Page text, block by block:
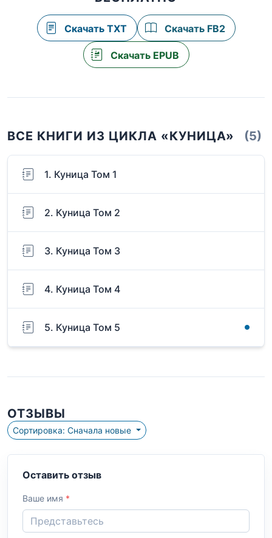
Скачать TXT Скачать FB2
Скачать EPUB
ВСЕ КНИГИ ИЗ ЦИКЛА «КУНИЦА» (5)
1. Куница Том 1
2. Куница Том 2
3. Куница Том 3
4. Куница Том 4
5. Куница Том 5
ОТЗЫВЫ
Сортировка: Сначала новые
Оставить отзыв
Ваше имя *